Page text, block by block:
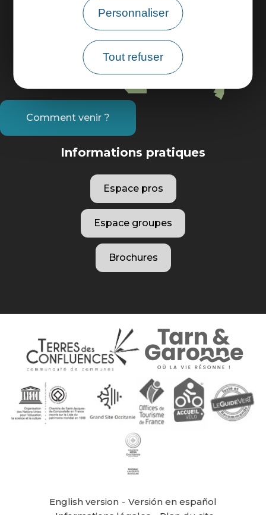
Personnaliser
Tout refuser
Comment venir ?
Informations pratiques
Espace pros
Espace groupes
Brochures
English version
Versión en español